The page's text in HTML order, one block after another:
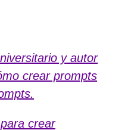
y autor
crear prompts
crear